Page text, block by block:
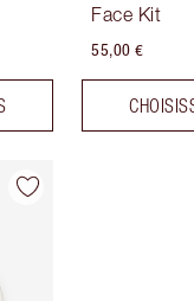
Face Kit
55,00 €